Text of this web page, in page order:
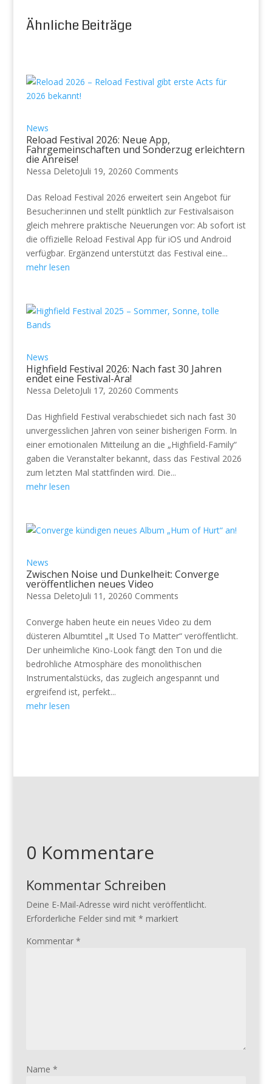
Ähnliche Beiträge
News
Reload Festival 2026: Neue App,
Fahrgemeinschaften und Sonderzug erleichtern
die Anreise!
Nessa DeletoJuli 19, 20260 Comments
Das Reload Festival 2026 erweitert sein Angebot für
Besucher:innen und stellt pünktlich zur Festivalsaison
gleich mehrere praktische Neuerungen vor: Ab sofort ist
die offizielle Reload Festival App für iOS und Android
verfügbar. Ergänzend unterstützt das Festival eine...
mehr lesen
News
Highfield Festival 2026: Nach fast 30 Jahren
endet eine Festival-Ära!
Nessa DeletoJuli 17, 20260 Comments
Das Highfield Festival verabschiedet sich nach fast 30
unvergesslichen Jahren von seiner bisherigen Form. In
einer emotionalen Mitteilung an die „Highfield-Family“
gaben die Veranstalter bekannt, dass das Festival 2026
zum letzten Mal stattfinden wird. Die...
mehr lesen
News
Zwischen Noise und Dunkelheit: Converge
veröffentlichen neues Video
Nessa DeletoJuli 11, 20260 Comments
Converge haben heute ein neues Video zu dem
düsteren Albumtitel „It Used To Matter“ veröffentlicht.
Der unheimliche Kino-Look fängt den Ton und die
bedrohliche Atmosphäre des monolithischen
Instrumentalstücks, das zugleich angespannt und
ergreifend ist, perfekt...
mehr lesen
0 Kommentare
Kommentar Schreiben
Deine E-Mail-Adresse wird nicht veröffentlicht.
Erforderliche Felder sind mit * markiert
Kommentar *
Name *